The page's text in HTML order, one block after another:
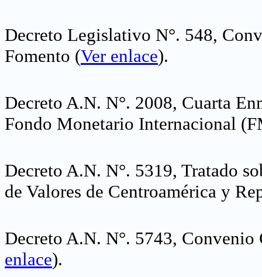
Decreto Legislativo N°. 548,
Fomento (Ver enlace).
Decreto A.N. N°. 2008, Cuarta
Fondo Monetario Internacional
Decreto A.N. N°. 5319, Tratado
de Valores de Centroamérica y
Decreto A.N. N°. 5743,
enlace).